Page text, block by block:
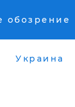
обозрение
Украина